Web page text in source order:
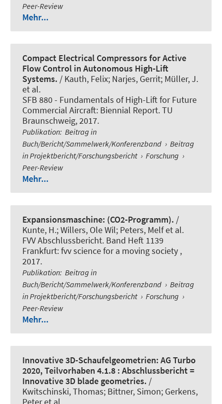
Peer-Review
Mehr...
Compact Electrical Compressors for Active
Flow Control in Autonomous High-Lift
Systems. / Kauth, Felix; Narjes, Gerrit; Müller, J.
et al.
SFB 880 - Fundamentals of High-Lift for Future
Commercial Aircraft: Biennial Report. TU
Braunschweig, 2017.
Publikation: Beitrag in
Buch/Bericht/Sammelwerk/Konferenzband › Beitrag
in Projektbericht/Forschungsbericht › Forschung ›
Peer-Review
Mehr...
Expansionsmaschine: (CO2-Programm). /
Kunte, H.; Willers, Ole Wil; Peters, Melf et al.
FVV Abschlussbericht. Band Heft 1139
Frankfurt: fvv science for a moving society ,
2017.
Publikation: Beitrag in
Buch/Bericht/Sammelwerk/Konferenzband › Beitrag
in Projektbericht/Forschungsbericht › Forschung ›
Peer-Review
Mehr...
Innovative 3D-Schaufelgeometrien: AG Turbo
2020, Teilvorhaben 4.1.8 : Abschlussbericht =
Innovative 3D blade geometries. /
Kwitschinski, Thomas; Bittner, Simon; Gerkens,